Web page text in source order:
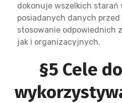
dokonuje wszelkich starań
posiadanych danych
stosowanie odpowiednich
jak i organizacyjnych.
§5 Cele